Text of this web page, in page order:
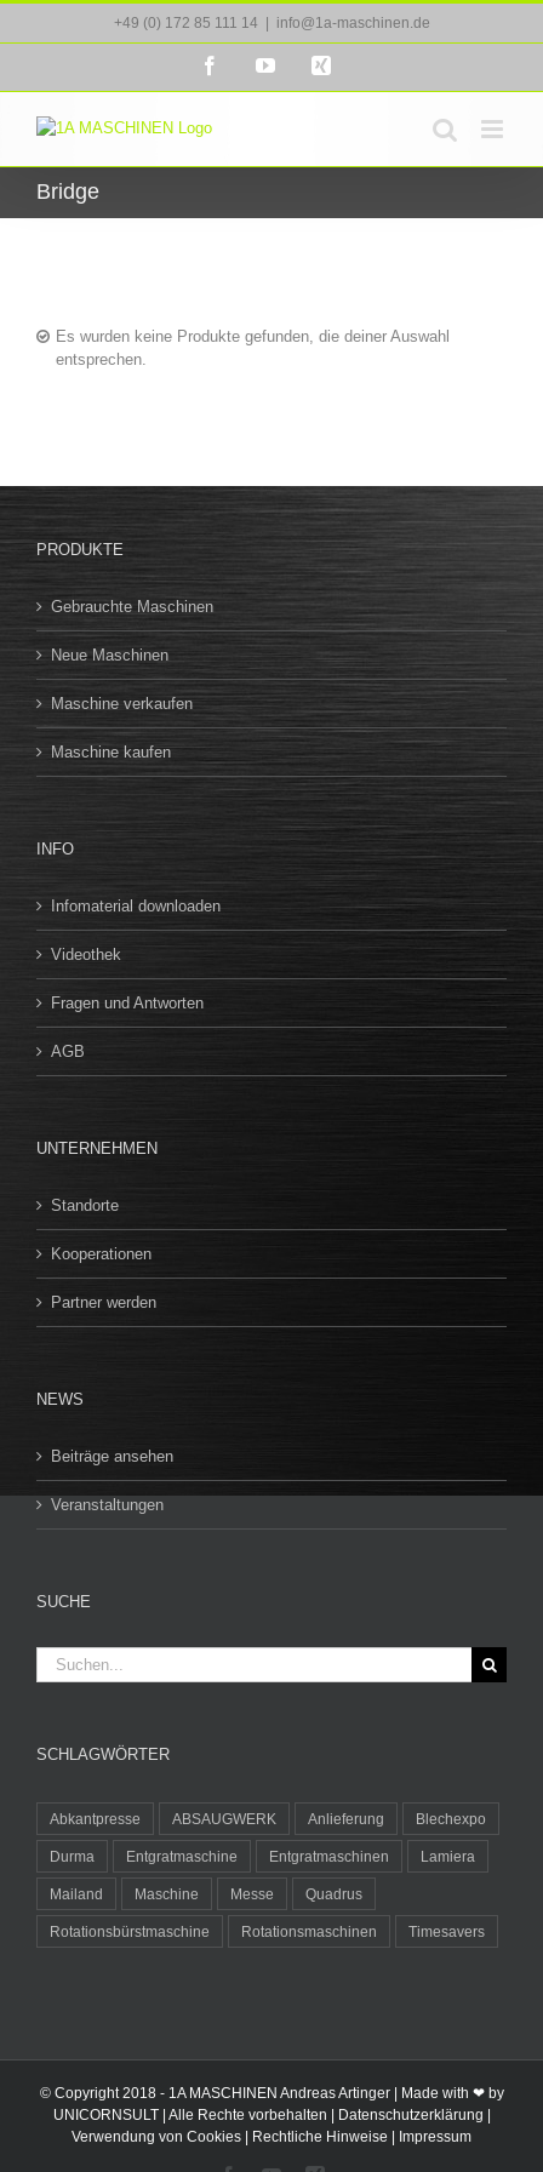
+49 (0) 172 85 111 14 info@1a-maschinen.de
FacebookYouTube
Bridge
Es wurden keine Produkte gefunden, die deiner Auswahl
entsprechen.
PRODUKTE
Gebrauchte Maschinen
Neue Maschinen
Maschine verkaufen
Maschine kaufen
INFO
Infomaterial downloaden
Videothek
Fragen und Antworten
AGB
UNTERNEHMEN
Standorte
Kooperationen
Partner werden
NEWS
Beiträge ansehen
Veranstaltungen
SUCHE
Suche
nach:
SCHLAGWÖRTER
Abkantpresse ABSAUGWERK Anlieferung Blechexpo
Durma Entgratmaschine Entgratmaschinen Lamiera
Mailand Maschine Messe Quadrus
Rotationsbürstmaschine Rotationsmaschinen Timesavers
© Copyright 2018 - 1A MASCHINEN Andreas Artinger | Made with ❤ by
UNICORNSULT| Alle Rechte vorbehalten | Datenschutzerklärung
Verwendung von Cookies
Rechtliche Hinweise Impressum